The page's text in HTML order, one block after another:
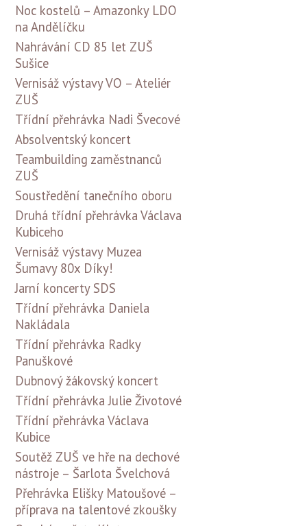
Noc kostelů – Amazonky LDO
na Andělíčku
Nahrávání CD 85 let ZUŠ
Sušice
Vernisáž výstavy VO – Ateliér
ZUŠ
Třídní přehrávka Nadi Švecové
Absolventský koncert
Teambuilding zaměstnanců
ZUŠ
Soustředění tanečního oboru
Druhá třídní přehrávka Václava
Kubiceho
Vernisáž výstavy Muzea
Šumavy 80x Díky!
Jarní koncerty SDS
Třídní přehrávka Daniela
Nakládala
Třídní přehrávka Radky
Panuškové
Dubnový žákovský koncert
Třídní přehrávka Julie Životové
Třídní přehrávka Václava
Kubice
Soutěž ZUŠ ve hře na dechové
nástroje – Šarlota Švelchová
Přehrávka Elišky Matoušové –
příprava na talentové zkoušky